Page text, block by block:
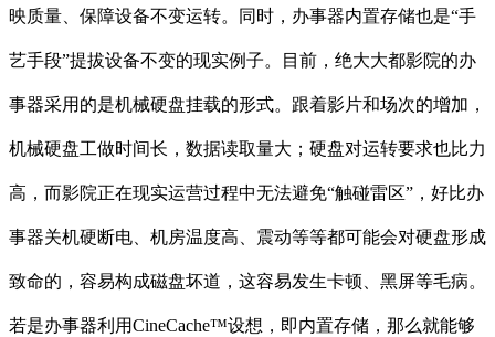
映质量、保障设备不变运转。同时，办事器内置存储也是“手
艺手段”提拔设备不变的现实例子。目前，绝大大都影院的办
事器采用的是机械硬盘挂载的形式。跟着影片和场次的增加，
机械硬盘工做时间长，数据读取量大；硬盘对运转要求也比力
高，而影院正在现实运营过程中无法避免“触碰雷区”，好比办
事器关机硬断电、机房温度高、震动等等都可能会对硬盘形成
致命的，容易构成磁盘坏道，这容易发生卡顿、黑屏等毛病。
若是办事器利用CineCache™设想，即内置存储，那么就能够